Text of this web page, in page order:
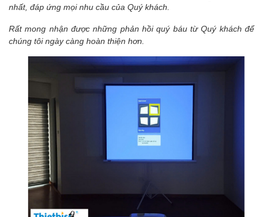
nhất, đáp ứng mọi nhu cầu của Quý khách.
Rất mong nhận được những phản hồi quý báu từ Quý khách để
chúng tôi ngày càng hoàn thiện hơn.